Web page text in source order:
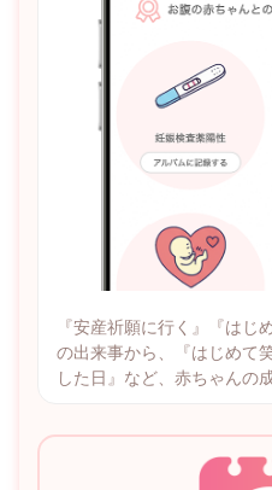
『安産祈願に行く』『はじ
の出来事から、『はじめて
した日』など、赤ちゃんの